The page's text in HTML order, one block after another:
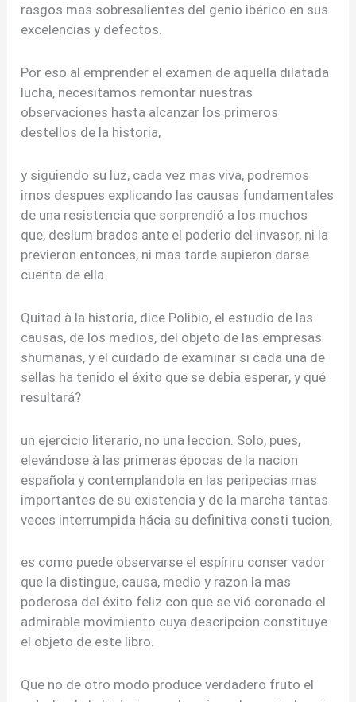
rasgos mas sobresalientes del genio ibérico en sus
excelencias y defectos.
Por eso al emprender el examen de aquella dilatada
lucha, necesitamos remontar nuestras
observaciones hasta alcanzar los primeros
destellos de la historia,
y siguiendo su luz, cada vez mas viva, podremos
irnos despues explicando las causas fundamentales
de una resistencia que sorprendió a los muchos
que, deslum brados ante el poderio del invasor, ni la
previeron entonces, ni mas tarde supieron darse
cuenta de ella.
Quitad à la historia, dice Polibio, el estudio de las
causas, de los medios, del objeto de las empresas
shumanas, y el cuidado de examinar si cada una de
sellas ha tenido el éxito que se debia esperar, y qué
resultará?
un ejercicio literario, no una leccion. Solo, pues,
elevándose à las primeras épocas de la nacion
española y contemplandola en las peripecias mas
importantes de su existencia y de la marcha tantas
veces interrumpida hácia su definitiva consti tucion,
es como puede observarse el espíriru conser vador
que la distingue, causa, medio y razon la mas
poderosa del éxito feliz con que se vió coronado el
admirable movimiento cuya descripcion constituye
el objeto de este libro.
Que no de otro modo produce verdadero fruto el